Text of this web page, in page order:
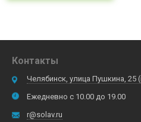
Контакты
Челябинск, улица Пушкина, 25
Ежедневно с 10.00 до 19.00
r@solav.ru